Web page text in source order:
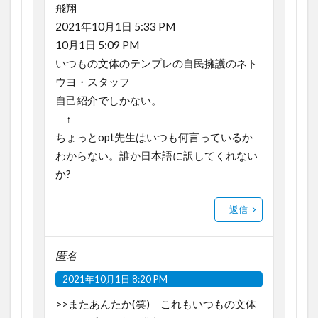
飛翔
2021年10月1日 5:33 PM
10月1日 5:09 PM
いつもの文体のテンプレの自民擁護のネト
ウヨ・スタッフ
自己紹介でしかない。
↑
ちょっとopt先生はいつも何言っているか
わからない。誰か日本語に訳してくれない
か?
返信
匿名
2021年10月1日 8:20 PM
>>またあんたか(笑) これもいつもの文体